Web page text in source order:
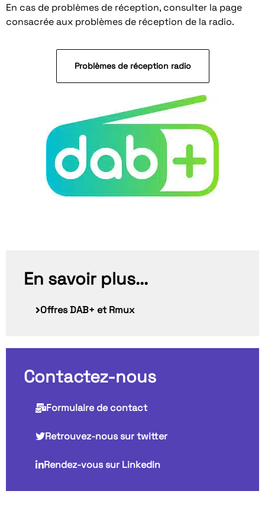
En cas de problèmes de réception, consulter la page
consacrée aux problèmes de réception de la radio.
Problèmes de réception radio
En savoir plus...
Offres DAB+ et Rmux
Contactez-nous
Formulaire de contact
Retrouvez-nous sur twitter
Rendez-vous sur Linkedin